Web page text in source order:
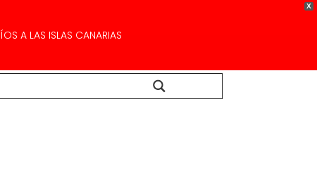
X
A LAS ISLAS CANARIAS